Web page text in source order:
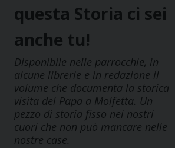
questa Storia ci sei
anche tu!
Disponibile nelle parrocchie, in
alcune librerie e in redazione il
volume che documenta la storica
visita del Papa a Molfetta. Un
pezzo di storia fisso nei nostri
cuori che non può mancare nelle
nostre case.